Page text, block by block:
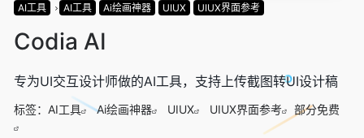
AI工具 AI工具 Ai绘画神器 UIUX UIUX界面参考
Codia AI
专为UI交互设计师做的AI工具，支持上传截图转UI设计稿
标签： AI工具 Ai绘画神器 UIUX UIUX界面参考 部分免费